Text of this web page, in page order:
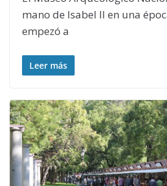
mano de Isabel II en una
empezó a
Leer más